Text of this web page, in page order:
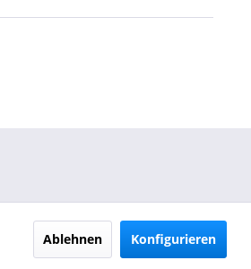
Ablehnen Konfigurieren